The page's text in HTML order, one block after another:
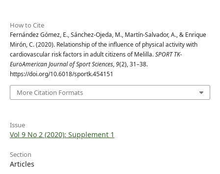
How to Cite
Fernández Gómez, E., Sánchez-Ojeda, M., Martín-Salvador, A., & Enrique
Mirón, C. (2020). Relationship of the influence of physical activity with
cardiovascular risk factors in adult citizens of Melilla.SPORT TK-
EuroAmerican Journal of Sport Sciences,9(2), 31–38.
https://doi.org/10.6018/sportk.454151
More Citation Formats
Issue
Vol 9 No 2 (2020): Supplement 1
Section
Articles